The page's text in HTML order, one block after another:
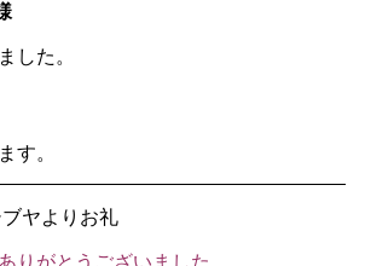
した。
す。
ヤよりお礼